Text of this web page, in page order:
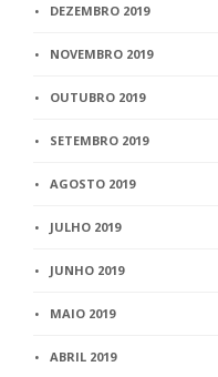
DEZEMBRO 2019
NOVEMBRO 2019
OUTUBRO 2019
SETEMBRO 2019
AGOSTO 2019
JULHO 2019
JUNHO 2019
MAIO 2019
ABRIL 2019